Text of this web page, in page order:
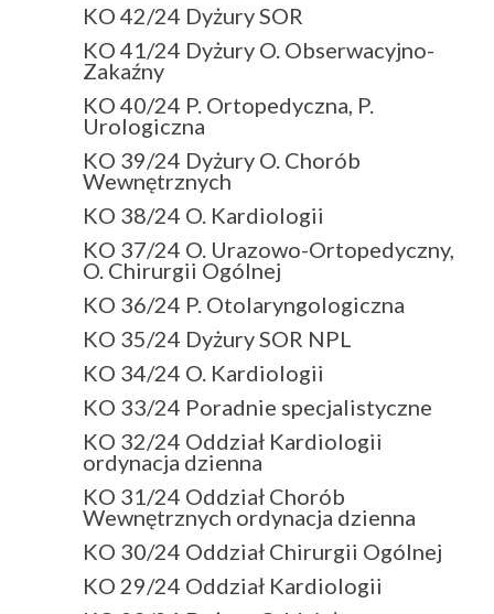
KO 42/24 Dyżury SOR
KO 41/24 Dyżury O. Obserwacyjno-
Zakaźny
KO 40/24 P. Ortopedyczna, P.
Urologiczna
KO 39/24 Dyżury O. Chorób
Wewnętrznych
KO 38/24 O. Kardiologii
KO 37/24 O. Urazowo-Ortopedyczny,
O. Chirurgii Ogólnej
KO 36/24 P. Otolaryngologiczna
KO 35/24 Dyżury SOR NPL
KO 34/24 O. Kardiologii
KO 33/24 Poradnie specjalistyczne
KO 32/24 Oddział Kardiologii
ordynacja dzienna
KO 31/24 Oddział Chorób
Wewnętrznych ordynacja dzienna
KO 30/24 Oddział Chirurgii Ogólnej
KO 29/24 Oddział Kardiologii